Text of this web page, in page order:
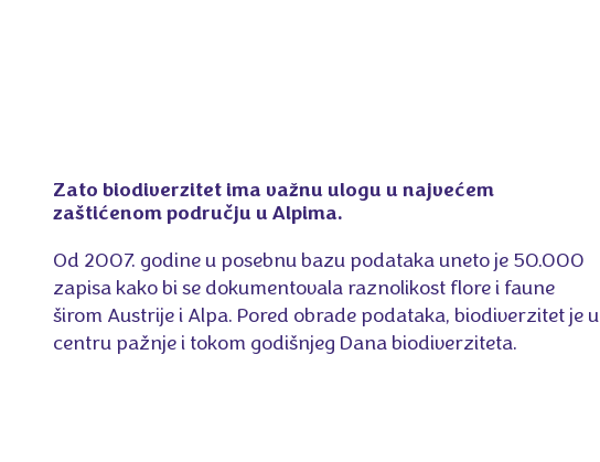
Zato biodiverzitet ima važnu ulogu u najvećem
zaštićenom području u Alpima.
Od 2007. godine u posebnu bazu podataka uneto je 50.000
zapisa kako bi se dokumentovala raznolikost flore i faune
širom Austrije i Alpa. Pored obrade podataka, biodiverzitet je u
centru pažnje i tokom godišnjeg Dana biodiverziteta.